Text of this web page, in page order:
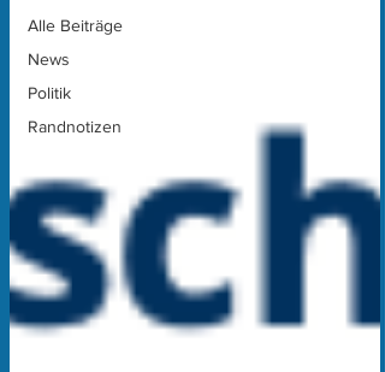
Alle Beiträge
News
Politik
Randnotizen